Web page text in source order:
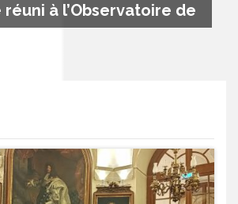
à l’Observatoire de